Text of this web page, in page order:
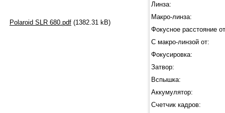
Линза:
Макро-линза:
Фокусное расстояние
С макро-линзой от:
Фокусировка:
Затвор:
Вспышка:
Аккумулятор:
Счетчик кадров:
Polaroid SLR 680.pdf (1382.31 kB)